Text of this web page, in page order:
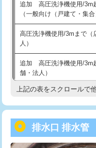
※給水管工事は20mmまで
給水管工事※（支持金具設
給水管工事※（保温材使
め込み）)
給水管工事※（土の掘削
業)
給水管工事※（塩ビ管（VP
用/3ｍまで)
用（追加）/3ｍ超え)
給水管工事※（ライニン
追加 高圧洗浄機使用/3m
（一般向け（戸建て・集合
高圧洗浄機使用/3mまで（
人）
追加 高圧洗浄機使用/3m
舗・法人）
高度高圧洗浄換
トーラー機使用/3mまで
上記の表をスクロールで
排水口 排水管